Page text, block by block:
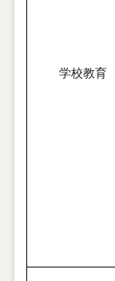
学校教育